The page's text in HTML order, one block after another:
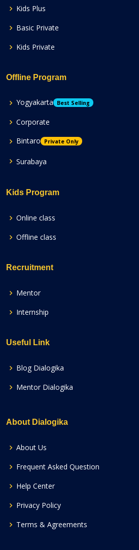
Kids Plus
Basic Private
Kids Private
Offline Program
Yogyakarta Best Selling
Corporate
Bintaro
Private Only
Surabaya
Kids Program
Online class
Offline class
Recruitment
Mentor
Internship
Useful Link
Blog Dialogika
Mentor Dialogika
About Dialogika
About Us
Frequent Asked Question
Help Center
Privacy Policy
Terms & Agreements